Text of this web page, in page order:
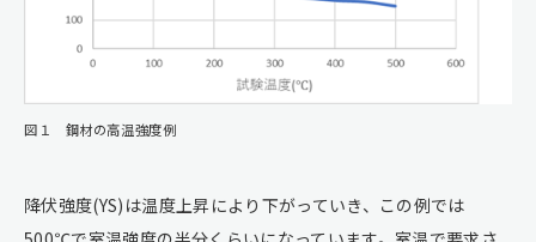
図１ 鋼材の高温強度例
降伏強度(YS)は温度上昇により下がっていき、この例では